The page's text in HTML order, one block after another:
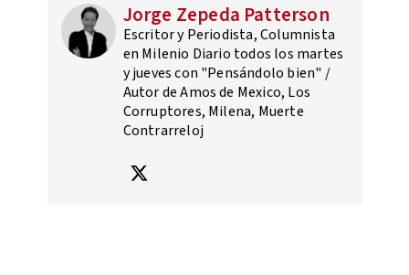
Jorge Zepeda Patterson
Escritor y Periodista, Columnista
en Milenio Diario todos los martes
y jueves con "Pensándolo bien" /
Autor de Amos de Mexico, Los
Corruptores, Milena, Muerte
Contrarreloj